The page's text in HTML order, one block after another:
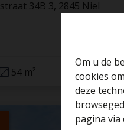
Om u de
cookies
deze
pagina
34B 3, 2845 Niel
54 m²